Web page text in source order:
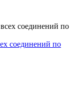
соединений по